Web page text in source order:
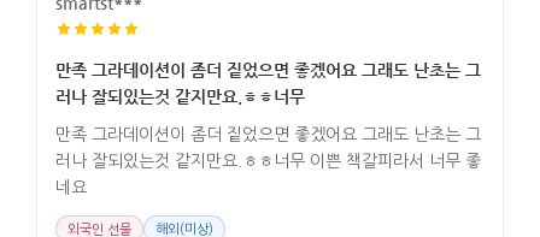
만족 그라데이션이 좀더 짙었으면 좋겠어요 그래도 난초는 그
러나 잘되있는것 같지만요.ㅎㅎ너무
만족 그라데이션이 좀더 짙었으면 좋겠어요 그래도 난초는 그
러나 잘되있는것 같지만요.ㅎㅎ너무 이쁜 책갈피라서 너무 좋
네요
외국인 선물 해외(미상)